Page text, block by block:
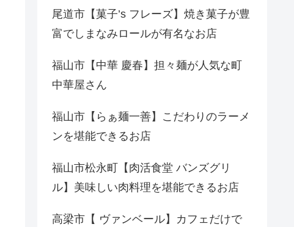
尾道市【菓子’s フレーズ】焼き菓子が豊
富でしまなみロールが有名なお店
福山市【中華 慶春】担々麺が人気な町
中華屋さん
福山市【らぁ麺一善】こだわりのラーメ
ンを堪能できるお店
福山市松永町【肉活食堂 バンズグリ
ル】美味しい肉料理を堪能できるお店
高梁市【 ヴァンベール】カフェだけで